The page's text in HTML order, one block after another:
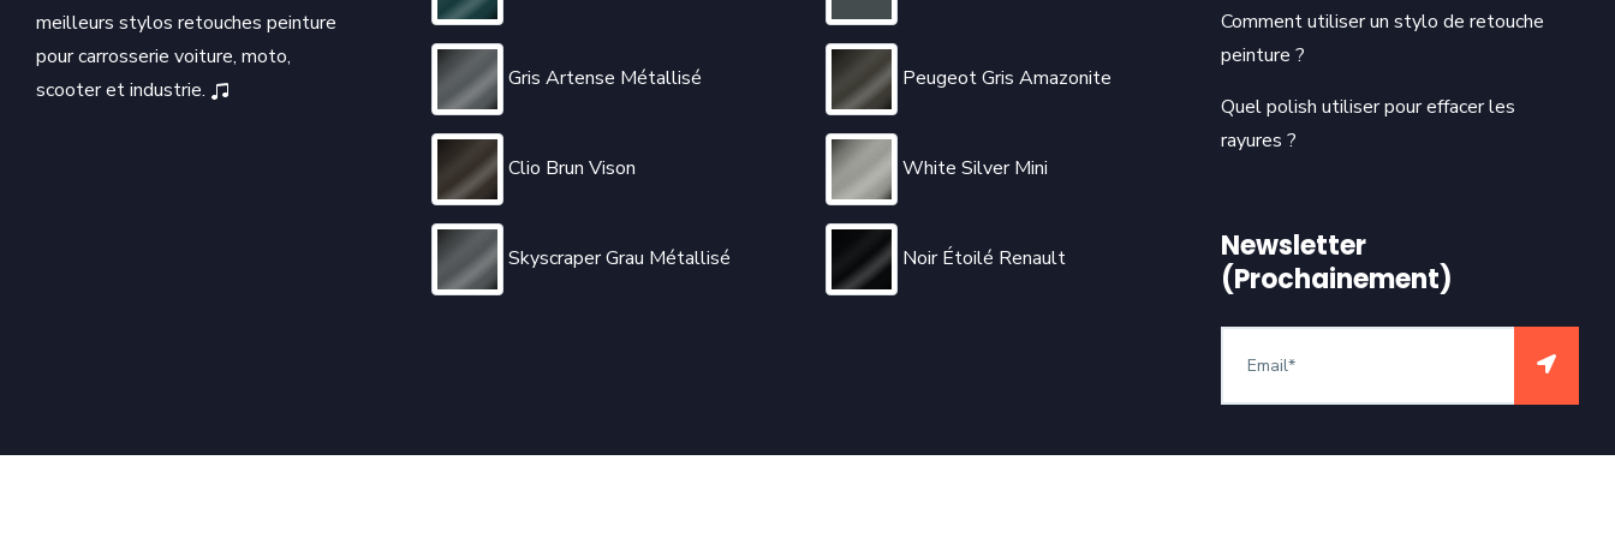
meilleurs stylos retouches peinture
pour carrosserie voiture, moto,
scooter et industrie.
Gris Artense Métallisé
Clio Brun Vison
Skyscraper Grau Métallisé
Peugeot Gris Amazonite
White Silver Mini
Noir Étoilé Renault
Comment utiliser un stylo de retouche
peinture ?
Quel polish utiliser pour effacer les
rayures ?
Newsletter
(Prochainement)